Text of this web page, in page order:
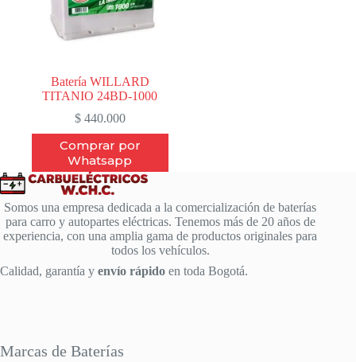
Batería WILLARD
TITANIO 24BD-1000
$440.000
Comprar por
Whatsapp
Somos una empresa dedicada a la comercialización de baterías
para carro y autopartes eléctricas. Tenemos más de 20 años de
experiencia, con una amplia gama de productos originales para
todos los vehículos.
Calidad, garantía y envío rápido en toda Bogotá.
Marcas de Baterías